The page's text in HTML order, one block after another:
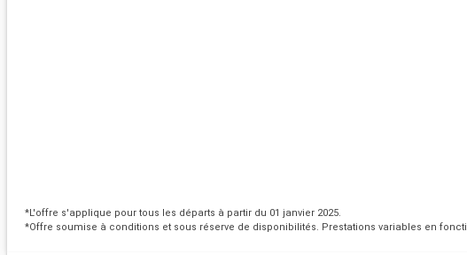
*L'offre s'applique pour tous les départs à partir du 01 janvier 2025.
*Offre soumise à conditions et sous réserve de disponibilités. Prestations variables en